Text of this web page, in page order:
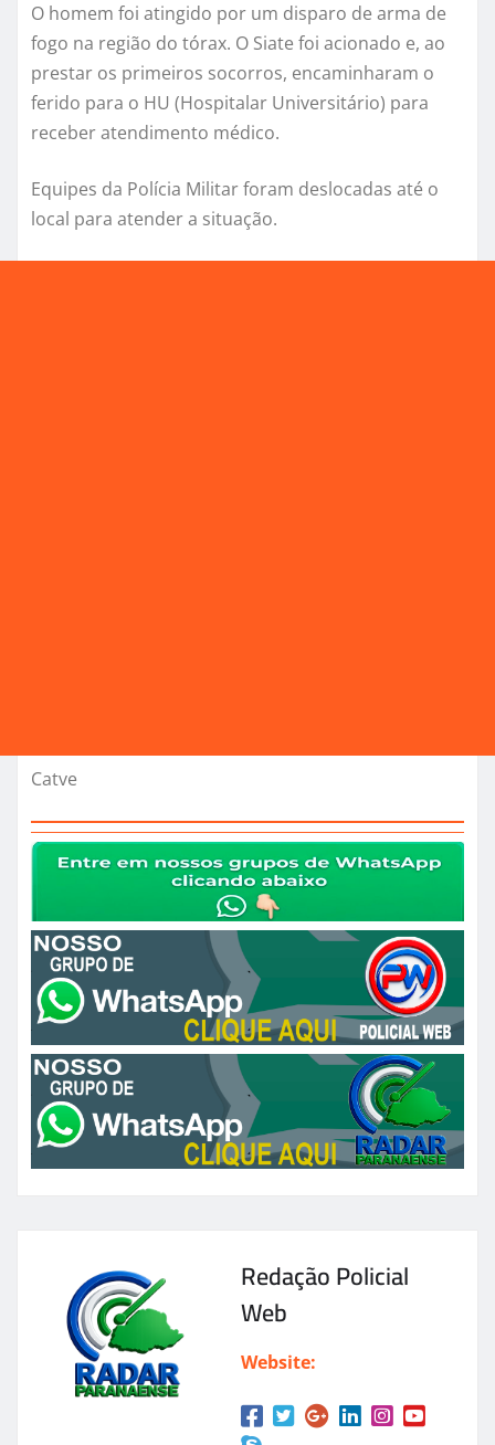
O homem foi atingido por um disparo de arma de
fogo na região do tórax. O Siate foi acionado e, ao
prestar os primeiros socorros, encaminharam o
ferido para o HU (Hospitalar Universitário) para
receber atendimento médico.
Equipes da Polícia Militar foram deslocadas até o
local para atender a situação.
Catve
Redação Policial
Web
Website: